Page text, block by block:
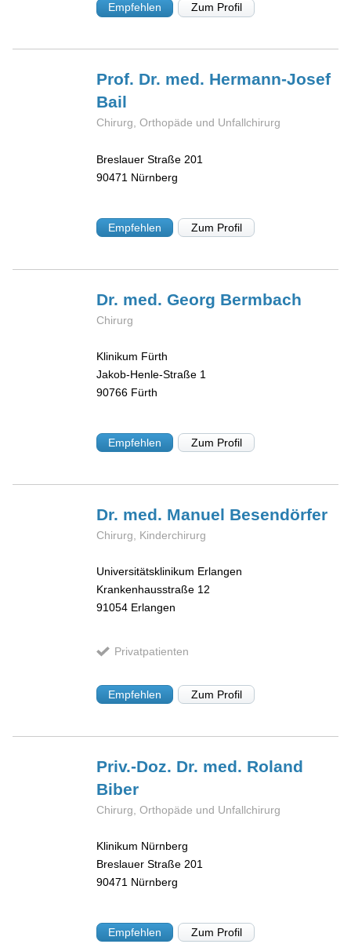
Empfehlen Zum Profil
Prof. Dr. med. Hermann-Josef
Bail
Chirurg, Orthopäde und Unfallchirurg
Breslauer Straße 201
90471 Nürnberg
Empfehlen Zum Profil
Dr. med. Georg Bermbach
Chirurg
Klinikum Fürth
Jakob-Henle-Straße 1
90766 Fürth
Empfehlen Zum Profil
Dr. med. Manuel Besendörfer
Chirurg, Kinderchirurg
Universitätsklinikum Erlangen
Krankenhausstraße 12
91054 Erlangen
Privatpatienten
Empfehlen Zum Profil
Priv.-Doz. Dr. med. Roland
Biber
Chirurg, Orthopäde und Unfallchirurg
Klinikum Nürnberg
Breslauer Straße 201
90471 Nürnberg
Empfehlen Zum Profil